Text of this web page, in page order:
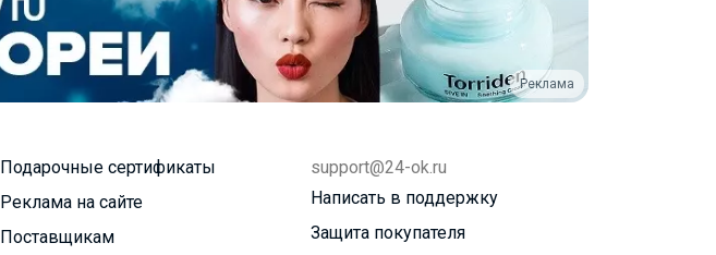
Реклама
Подарочные сертификаты
Реклама на сайте
Поставщикам
support@24-ok.ru
Написать в поддержку
Защита покупателя